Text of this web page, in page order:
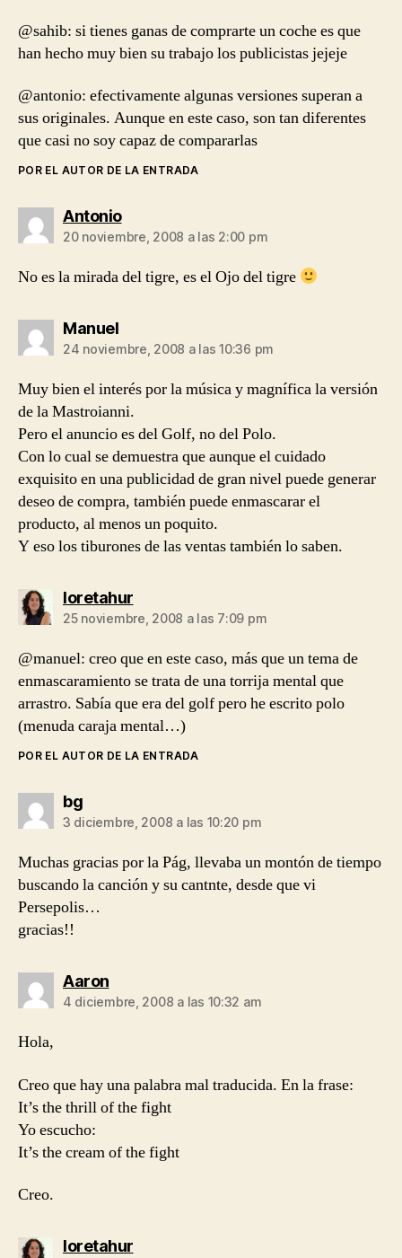
@sahib: si tienes ganas de comprarte un coche es que
han hecho muy bien su trabajo los publicistas jejeje
@antonio: efectivamente algunas versiones superan a
sus originales. Aunque en este caso, son tan diferentes
que casi no soy capaz de compararlas
POR EL AUTOR DE LA ENTRADA
Antoniodice:
20 noviembre, 2008 a las 2:00 pm
No es la mirada del tigre, es el Ojo del tigre
Manueldice:
24 noviembre, 2008 a las 10:36 pm
Muy bien el interés por la música y magnífica la versión
de la Mastroianni.
Pero el anuncio es del Golf, no del Polo.
Con lo cual se demuestra que aunque el cuidado
exquisito en una publicidad de gran nivel puede generar
deseo de compra, también puede enmascarar el
producto, al menos un poquito.
Y eso los tiburones de las ventas también lo saben.
loretahurdice:
25 noviembre, 2008 a las 7:09 pm
@manuel: creo que en este caso, más que un tema de
enmascaramiento se trata de una torrija mental que
arrastro. Sabía que era del golf pero he escrito polo
(menuda caraja mental…)
POR EL AUTOR DE LA ENTRADA
bgdice:
3 diciembre, 2008 a las 10:20 pm
Muchas gracias por la Pág, llevaba un montón de tiempo
buscando la canción y su cantnte, desde que vi
Persepolis…
gracias!!
Aarondice:
4 diciembre, 2008 a las 10:32 am
Hola,
Creo que hay una palabra mal traducida. En la frase:
It’s the thrill of the fight
Yo escucho:
It’s the cream of the fight
Creo.
loretahurdice: